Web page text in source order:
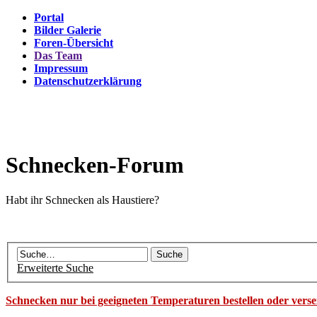
Portal
Bilder Galerie
Foren-Übersicht
Das Team
Impressum
Datenschutzerklärung
Schnecken-Forum
Habt ihr Schnecken als Haustiere?
Erweiterte Suche
Schnecken nur bei geeigneten Temperaturen bestellen oder